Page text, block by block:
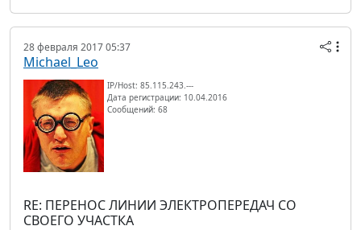
28 февраля 2017 05:37
Michael_Leo
IP/Host: 85.115.243.---
Дата регистрации: 10.04.2016
Сообщений: 68
RE: ПЕРЕНОС ЛИНИИ ЭЛЕКТРОПЕРЕДАЧ СО
СВОЕГО УЧАСТКА